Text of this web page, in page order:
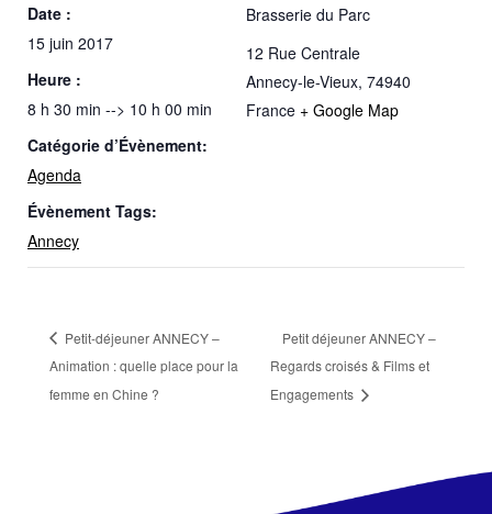
Date :
15 juin 2017
Heure :
8 h 30 min --> 10 h 00 min
Catégorie d’Évènement:
Agenda
Évènement Tags:
Annecy
Brasserie du Parc
12 Rue Centrale
Annecy-le-Vieux, 74940
France + Google Map
Petit-déjeuner ANNECY –
Animation : quelle place pour la
femme en Chine ?
Petit déjeuner ANNECY –
Regards croisés & Films et
Engagements